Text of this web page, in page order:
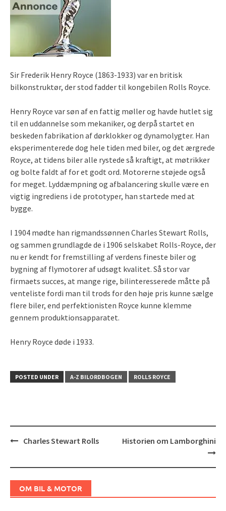
Sir Frederik Henry Royce (1863-1933) var en britisk
bilkonstruktør, der stod fadder til kongebilen Rolls Royce.
Henry Royce var søn af en fattig møller og havde hutlet sig
til en uddannelse som mekaniker, og derpå startet en
beskeden fabrikation af dørklokker og dynamolygter. Han
eksperimenterede dog hele tiden med biler, og det ærgrede
Royce, at tidens biler alle rystede så kraftigt, at møtrikker
og bolte faldt af for et godt ord. Motorerne støjede også
for meget. Lyddæmpning og afbalancering skulle være en
vigtig ingrediens i de prototyper, han startede med at
bygge.
I 1904 mødte han rigmandssønnen Charles Stewart Rolls,
og sammen grundlagde de i 1906 selskabet Rolls-Royce, der
nu er kendt for fremstilling af verdens fineste biler og
bygning af flymotorer af udsøgt kvalitet. Så stor var
firmaets succes, at mange rige, bilinteresserede måtte på
venteliste fordi man til trods for den høje pris kunne sælge
flere biler, end perfektionisten Royce kunne klemme
gennem produktionsapparatet.
Henry Royce døde i 1933.
POSTED UNDER A-Z BILORDBOGEN ROLLS ROYCE
PostCharles Stewart Rolls Historien om Lamborghini
OM BIL & MOTOR